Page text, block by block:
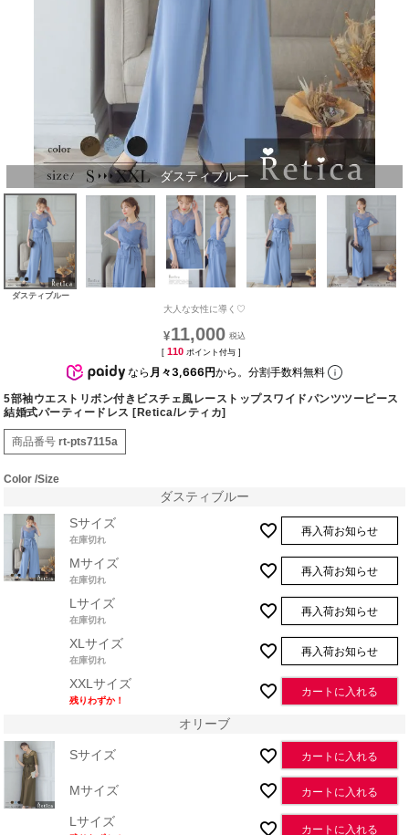
ダスティブルー
ダスティブルー
大人な女性に導く♡
¥11,000
[ 110 ポイント付与 ]
なら 月々3,666円から。分割手数料無料
5部袖ウエストリボン付きビスチェ風レーストップスワイドパンツツーピース
結婚式パーティードレス [Retica/レティカ]
商品番号 rt-pts7115a
Color Size
ダスティブルー
Sサイズ
在庫切れ
再入荷お知らせ
Mサイズ
在庫切れ
再入荷お知らせ
Lサイズ
在庫切れ
再入荷お知らせ
XLサイズ
在庫切れ
再入荷お知らせ
XXLサイズ
残りわずか！
カートに入れる
オリーブ
Sサイズ カートに入れる
Mサイズ カートに入れる
Lサイズ
カートに入れる